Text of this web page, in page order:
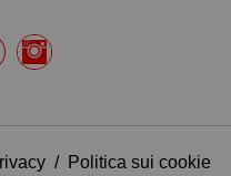
/ Politica sui cookie